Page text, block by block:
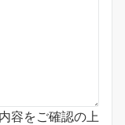
容をご確認の上